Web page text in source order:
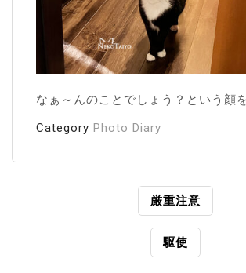
なぁ～んのことでしょう？という顔
Category Photo Diary
厳重注意
駆使